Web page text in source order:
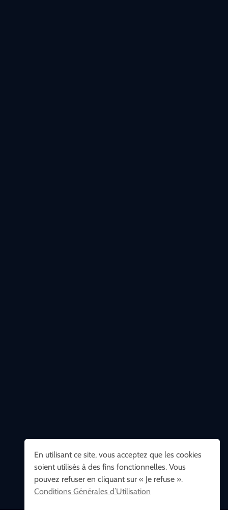
En utilisant ce site, vous acceptez que les cookies
soient utilisés à des fins fonctionnelles. Vous
pouvez refuser en cliquant sur « Je refuse ».
Conditions Générales d’Utilisation